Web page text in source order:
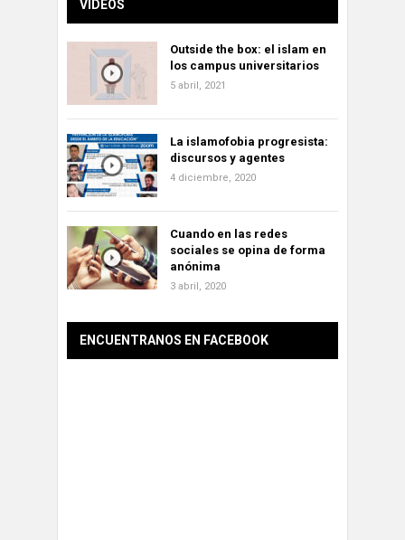
VÍDEOS
Outside the box: el islam en
los campus universitarios
5 abril, 2021
La islamofobia progresista:
discursos y agentes
4 diciembre, 2020
Cuando en las redes
sociales se opina de forma
anónima
3 abril, 2020
ENCUENTRANOS EN FACEBOOK